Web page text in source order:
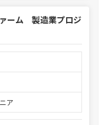
ーム 製造業プロジ
ア